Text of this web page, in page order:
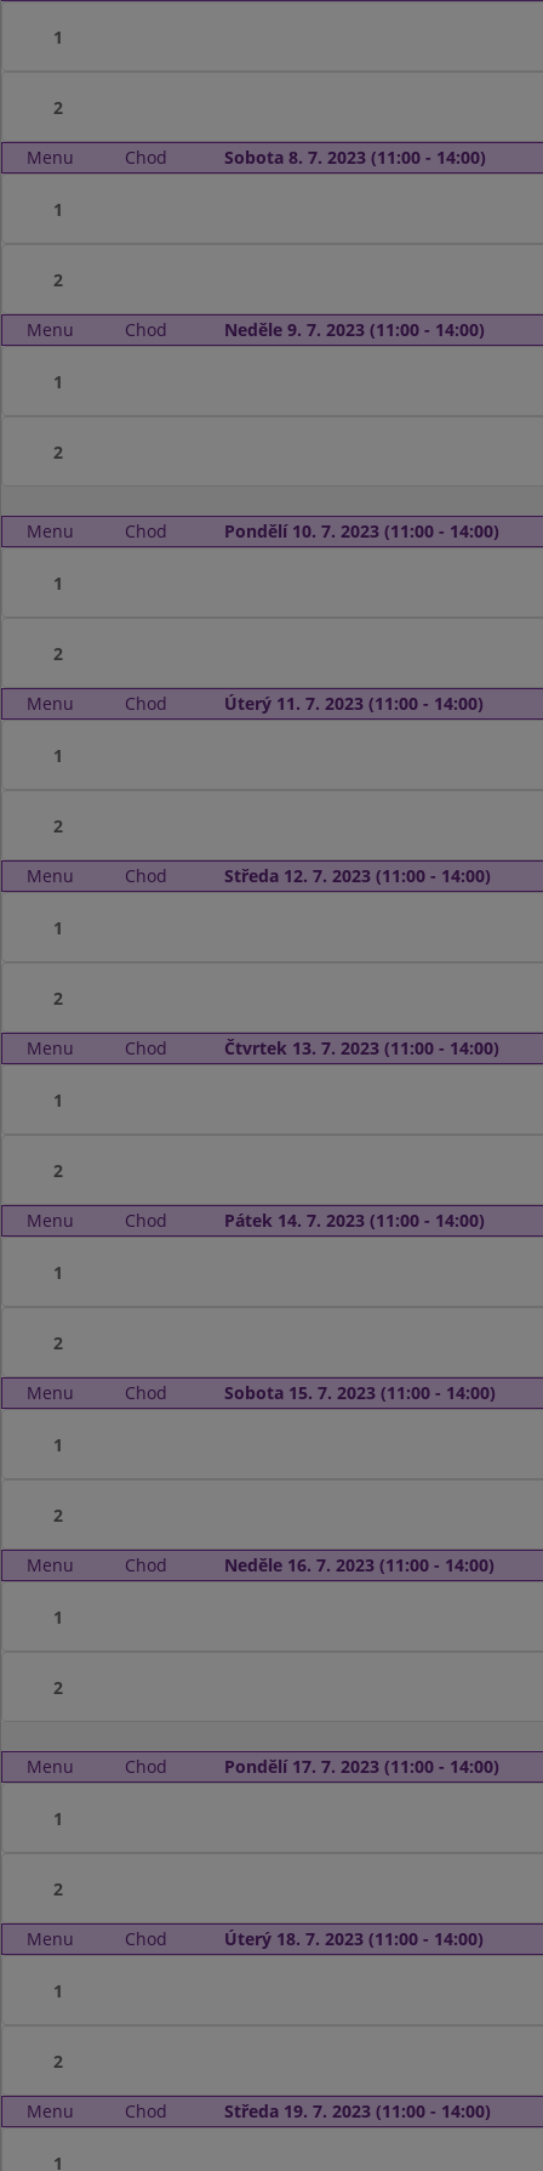
1
2
Menu Chod Sobota 8. 7. 2023 (11:00 - 14:00)
1
2
Menu Chod Neděle 9. 7. 2023 (11:00 - 14:00)
1
2
Menu Chod Pondělí 10. 7. 2023 (11:00 - 14:00)
1
2
Menu Chod Úterý 11. 7. 2023 (11:00 - 14:00)
1
2
Menu Chod Středa 12. 7. 2023 (11:00 - 14:00)
1
2
Menu Chod Čtvrtek 13. 7. 2023 (11:00 - 14:00)
1
2
Menu Chod Pátek 14. 7. 2023 (11:00 - 14:00)
1
2
Menu Chod Sobota 15. 7. 2023 (11:00 - 14:00)
1
2
Menu Chod Neděle 16. 7. 2023 (11:00 - 14:00)
1
2
Menu Chod Pondělí 17. 7. 2023 (11:00 - 14:00)
1
2
Menu Chod Úterý 18. 7. 2023 (11:00 - 14:00)
1
2
Menu Chod Středa 19. 7. 2023 (11:00 - 14:00)
1